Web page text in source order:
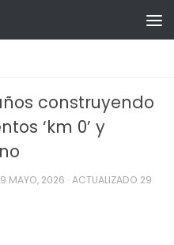
construyendo
‘km 0’ y
MAYO, 2026 · ACTUALIZADO 29